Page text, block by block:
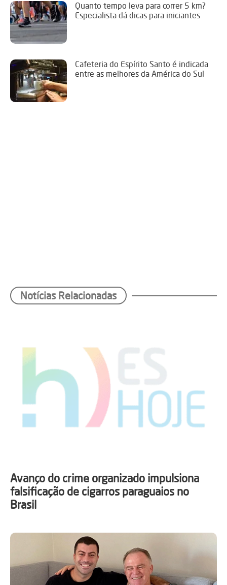
Quanto tempo leva para correr 5 km?
Especialista dá dicas para iniciantes
Cafeteria do Espírito Santo é indicada
entre as melhores da América do Sul
Notícias Relacionadas
Avanço do crime organizado impulsiona
falsificação de cigarros paraguaios no
Brasil